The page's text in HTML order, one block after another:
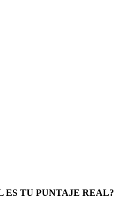
ES TU PUNTAJE REAL?